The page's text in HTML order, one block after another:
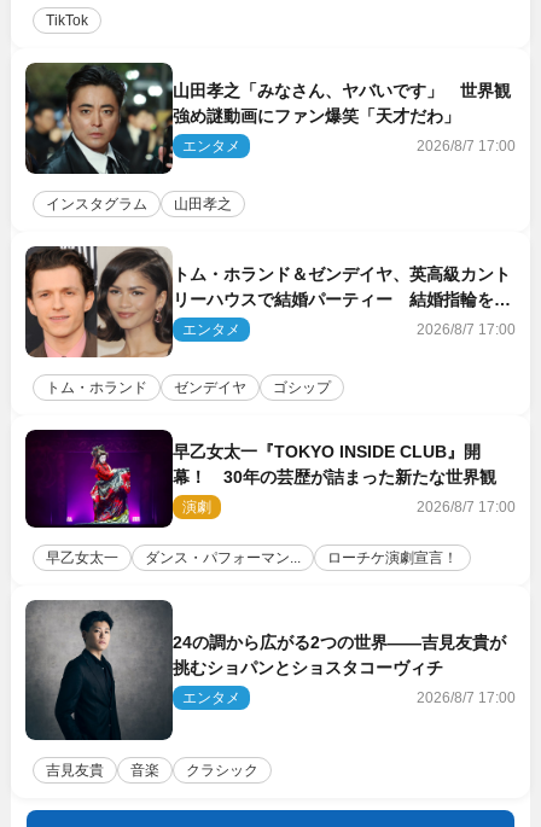
TikTok
山田孝之「みなさん、ヤバいです」 世界観
強め謎動画にファン爆笑「天才だわ」
エンタメ 2026/8/7 17:00
インスタグラム 山田孝之
トム・ホランド＆ゼンデイヤ、英高級カント
リーハウスで結婚パーティー 結婚指輪を身
に着けたトムも初キャッチ
エンタメ 2026/8/7 17:00
トム・ホランド ゼンデイヤ ゴシップ
早乙女太一『TOKYO INSIDE CLUB』開
幕！ 30年の芸歴が詰まった新たな世界観
演劇 2026/8/7 17:00
早乙女太一 ダンス・パフォーマン... ローチケ演劇宣言！
24の調から広がる2つの世界――吉見友貴が
挑むショパンとショスタコーヴィチ
エンタメ 2026/8/7 17:00
吉見友貴 音楽 クラシック